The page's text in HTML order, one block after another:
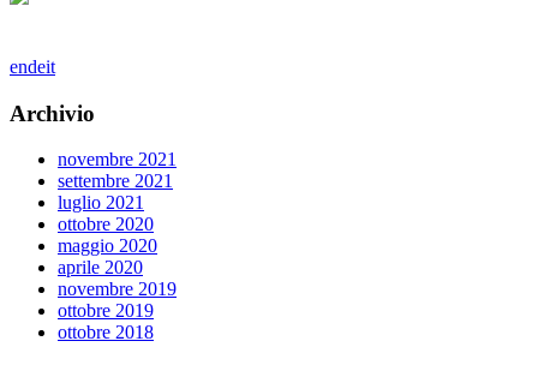
endeit
Archivio
novembre 2021
settembre 2021
luglio 2021
ottobre 2020
maggio 2020
aprile 2020
novembre 2019
ottobre 2019
ottobre 2018